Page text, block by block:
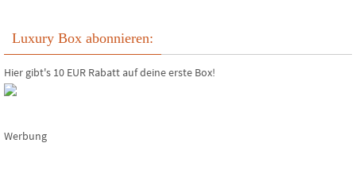
Luxury Box abonnieren:
Hier gibt's 10 EUR Rabatt auf deine erste Box!
Werbung